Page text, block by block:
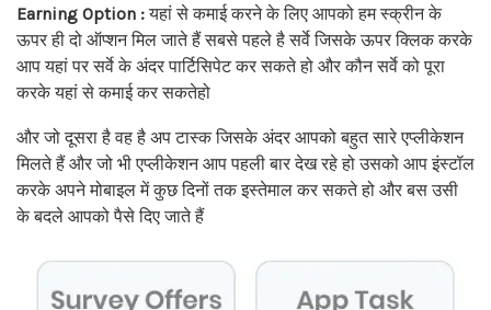
Earning Option :यहां से कमाई करने के लिए आपको हम स्क्रीन के
ऊपर ही दो ऑप्शन मिल जाते हैं सबसे पहले है सर्वे जिसके ऊपर क्लिक करके
आप यहां पर सर्वे के अंदर पार्टिसिपेट कर सकते हो और कौन सर्वे को पूरा
करके यहां से कमाई कर सकतेहो
और जो दूसरा है वह है अप टास्क जिसके अंदर आपको बहुत सारे एप्लीकेशन
मिलते हैं और जो भी एप्लीकेशन आप पहली बार देख रहे हो उसको आप इंस्टॉल
करके अपने मोबाइल में कुछ दिनों तक इस्तेमाल कर सकते हो और बस उसी
के बदले आपको पैसे दिए जाते हैं